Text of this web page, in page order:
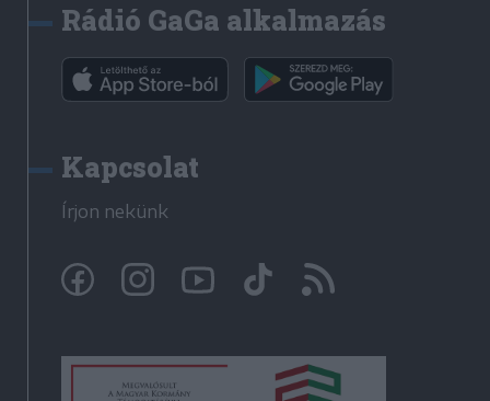
Rádió GaGa alkalmazás
Kapcsolat
Írjon nekünk